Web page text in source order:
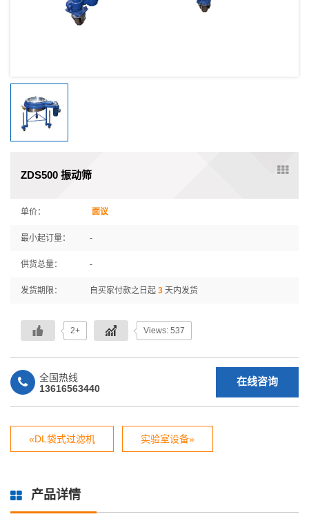
ZDS500 振动筛
单价： 面议
最小起订量： -
供货总量： -
发货期限： 自买家付款之日起 3 天内发货
2+ Views: 537
在线咨询
全国热线
13616563440
«DL袋式过滤机 实验室设备»
产品详情